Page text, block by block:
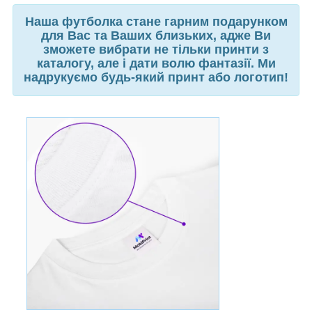
Наша футболка стане гарним подарунком
для Вас та Ваших близьких, адже Ви
зможете вибрати не тільки принти з
каталогу, але і дати волю фантазії. Ми
надрукуємо будь-який принт або логотип!